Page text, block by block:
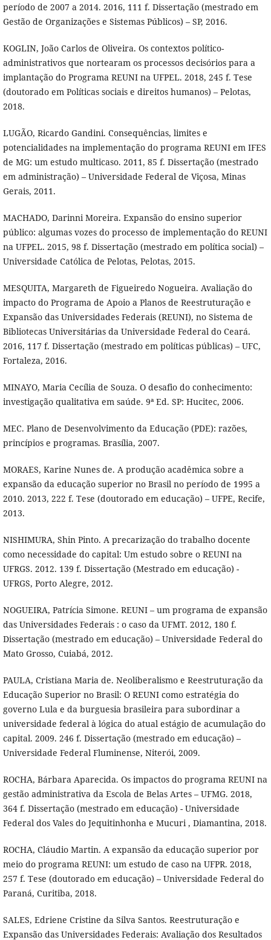
período de 2007 a 2014. 2016, 111 f. Dissertação (mestrado em
Gestão de Organizações e Sistemas Públicos) – SP, 2016.
KOGLIN, João Carlos de Oliveira. Os contextos político-
administrativos que nortearam os processos decisórios para a
implantação do Programa REUNI na UFPEL. 2018, 245 f. Tese
(doutorado em Políticas sociais e direitos humanos) – Pelotas,
2018.
LUGÃO, Ricardo Gandini. Consequências, limites e
potencialidades na implementação do programa REUNI em IFES
de MG: um estudo multicaso. 2011, 85 f. Dissertação (mestrado
em administração) – Universidade Federal de Viçosa, Minas
Gerais, 2011.
MACHADO, Darinni Moreira. Expansão do ensino superior
público: algumas vozes do processo de implementação do REUNI
na UFPEL. 2015, 98 f. Dissertação (mestrado em política social) –
Universidade Católica de Pelotas, Pelotas, 2015.
MESQUITA, Margareth de Figueiredo Nogueira. Avaliação do
impacto do Programa de Apoio a Planos de Reestruturação e
Expansão das Universidades Federais (REUNI), no Sistema de
Bibliotecas Universitárias da Universidade Federal do Ceará.
2016, 117 f. Dissertação (mestrado em políticas públicas) – UFC,
Fortaleza, 2016.
MINAYO, Maria Cecília de Souza. O desafio do conhecimento:
investigação qualitativa em saúde. 9ª Ed. SP: Hucitec, 2006.
MEC. Plano de Desenvolvimento da Educação (PDE): razões,
princípios e programas. Brasília, 2007.
MORAES, Karine Nunes de. A produção acadêmica sobre a
expansão da educação superior no Brasil no período de 1995 a
2010. 2013, 222 f. Tese (doutorado em educação) – UFPE, Recife,
2013.
NISHIMURA, Shin Pinto. A precarização do trabalho docente
como necessidade do capital: Um estudo sobre o REUNI na
UFRGS. 2012. 139 f. Dissertação (Mestrado em educação) -
UFRGS, Porto Alegre, 2012.
NOGUEIRA, Patrícia Simone. REUNI – um programa de expansão
das Universidades Federais : o caso da UFMT. 2012, 180 f.
Dissertação (mestrado em educação) – Universidade Federal do
Mato Grosso, Cuiabá, 2012.
PAULA, Cristiana Maria de. Neoliberalismo e Reestruturação da
Educação Superior no Brasil: O REUNI como estratégia do
governo Lula e da burguesia brasileira para subordinar a
universidade federal à lógica do atual estágio de acumulação do
capital. 2009. 246 f. Dissertação (mestrado em educação) –
Universidade Federal Fluminense, Niterói, 2009.
ROCHA, Bárbara Aparecida. Os impactos do programa REUNI na
gestão administrativa da Escola de Belas Artes – UFMG. 2018,
364 f. Dissertação (mestrado em educação) - Universidade
Federal dos Vales do Jequitinhonha e Mucuri , Diamantina, 2018.
ROCHA, Cláudio Martin. A expansão da educação superior por
meio do programa REUNI: um estudo de caso na UFPR. 2018,
257 f. Tese (doutorado em educação) – Universidade Federal do
Paraná, Curitiba, 2018.
SALES, Edriene Cristine da Silva Santos. Reestruturação e
Expansão das Universidades Federais: Avaliação dos Resultados